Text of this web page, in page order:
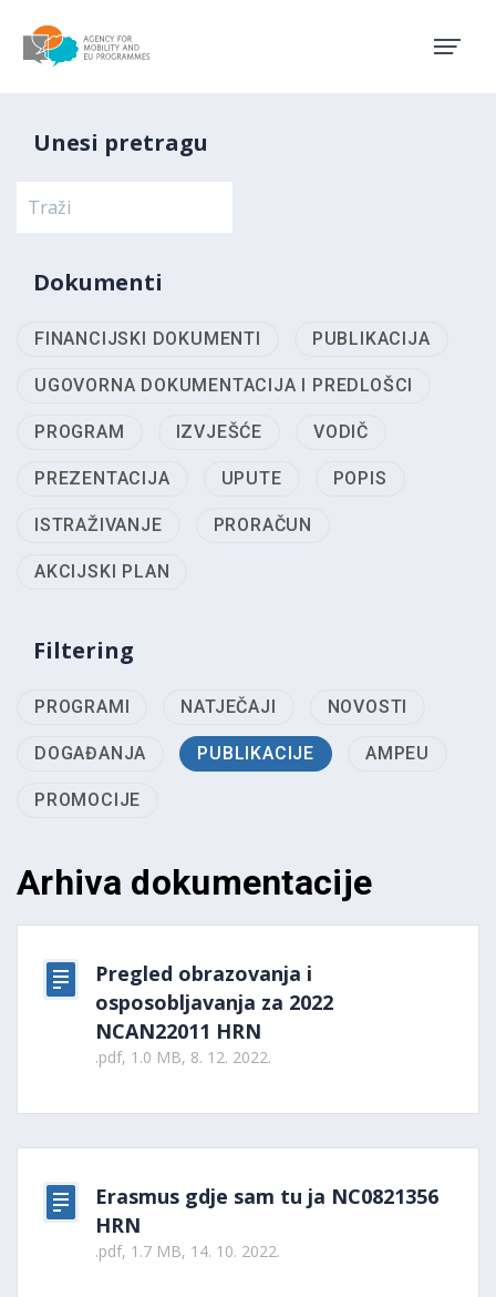
Unesi pretragu
Dokumenti
FINANCIJSKI DOKUMENTI PUBLIKACIJA
UGOVORNA DOKUMENTACIJA I PREDLOŠCI
PROGRAM IZVJEŠĆE VODIČ
PREZENTACIJA UPUTE POPIS
ISTRAŽIVANJE PRORAČUN
AKCIJSKI PLAN
Filtering
PROGRAMI NATJEČAJI NOVOSTI
DOGAĐANJA PUBLIKACIJE AMPEU
PROMOCIJE
Arhiva dokumentacije
Pregled obrazovanja i
osposobljavanja za 2022
NCAN22011 HRN
.pdf, 1.0 MB, 8. 12. 2022.
Erasmus gdje sam tu ja NC0821356
HRN
.pdf, 1.7 MB, 14. 10. 2022.